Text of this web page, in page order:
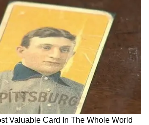
से कर
Modi in IIT Delhi: PM ने सुनाई
जिंदगी की प्रेक्टिकल बातें, तालियों से
गूंज उठा हॉल
PM ने सुनाई जिंदगी की
से गूंज उठा हॉल